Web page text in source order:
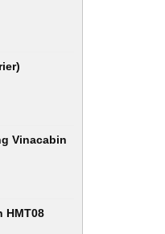
Vinacabin
HMT08